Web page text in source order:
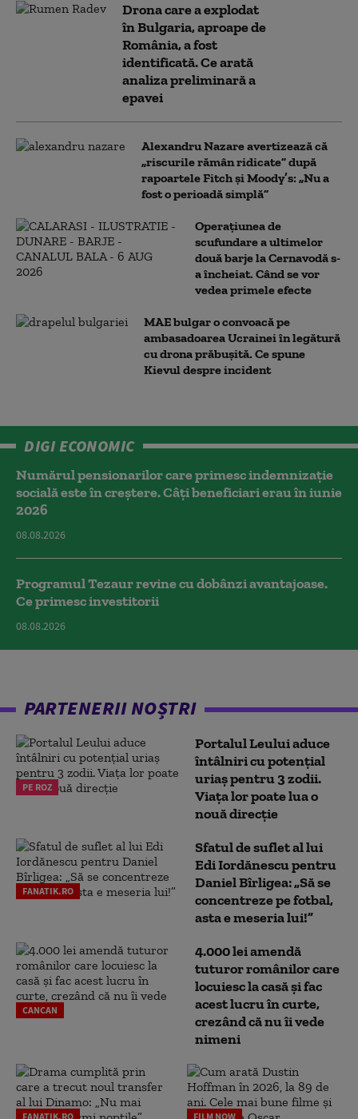
Drona care a explodat
în Bulgaria, aproape de
România, a fost
identificată. Ce arată
analiza preliminară a
epavei
Alexandru Nazare avertizează că
„riscurile rămân ridicate” după
rapoartele Fitch și Moody’s: „Nu a
fost o perioadă simplă”
Operațiunea de
scufundare a ultimelor
două barje la Cernavodă s-
a încheiat. Când se vor
vedea primele efecte
MAE bulgar o convoacă pe
ambasadoarea Ucrainei în legătură
cu drona prăbuşită. Ce spune
Kievul despre incident
DIGI ECONOMIC
Numărul pensionarilor care primesc indemnizaţie
socială este în creștere. Câți beneficiari erau în iunie
2026
08.08.2026
Programul Tezaur revine cu dobânzi avantajoase.
Ce primesc investitorii
08.08.2026
PARTENERII NOȘTRI
PE ROZ
Portalul Leului aduce
întâlniri cu potențial
uriaș pentru 3 zodii.
Viața lor poate lua o
nouă direcție
FANATIK.RO
Sfatul de suflet al lui
Edi Iordănescu pentru
Daniel Bîrligea: „Să se
concentreze pe fotbal,
asta e meseria lui!”
CANCAN
4.000 lei amendă
tuturor românilor care
locuiesc la casă și fac
acest lucru în curte,
crezând că nu îi vede
nimeni
FANATIK.RO FILM NOW